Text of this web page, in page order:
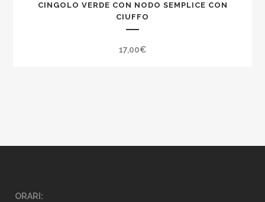
CINGOLO VERDE CON NODO SEMPLICE CON
CIUFFO
17,00€
ORARI: